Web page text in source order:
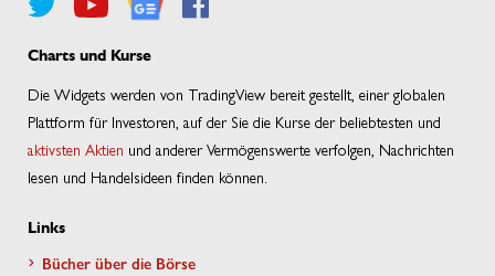
Charts und Kurse
Die Widgets werden von TradingView bereit gestellt, einer globalen
Plattform für Investoren, auf der Sie die Kurse der beliebtesten und
aktivsten Aktien und anderer Vermögenswerte verfolgen, Nachrichten
lesen und Handelsideen finden können.
Links
Bücher über die Börse